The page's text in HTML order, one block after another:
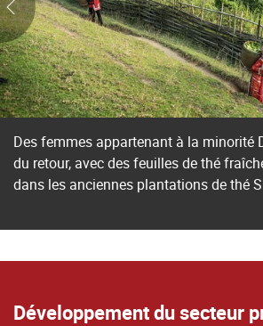
Des femmes appartenant à la minorité
du retour, avec des feuilles de thé
dans les anciennes plantations de thé
Développement du secteur